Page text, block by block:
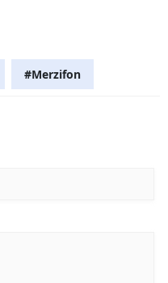
#Merzifon